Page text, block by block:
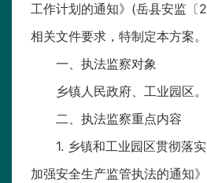
工作计划的通知》(岳县安监〔
相关文件要求，特制定本方案。
一、执法监察对象
乡镇人民政府、工业园区。
二、执法监察重点内容
1. 乡镇和工业园区贯彻落
加强安全生产监管执法的通知